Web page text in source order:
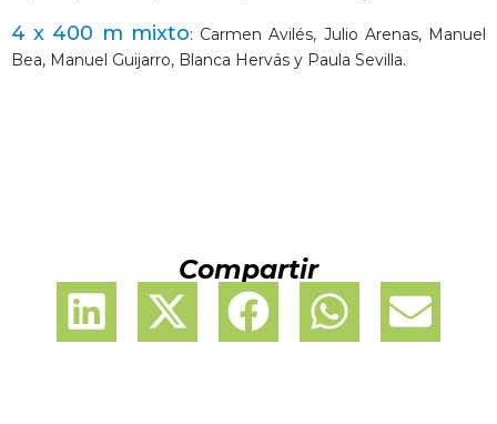
4 x 400 m mixto: Carmen Avilés, Julio Arenas, Manuel
Bea, Manuel Guijarro, Blanca Hervás y Paula Sevilla.
Compartir